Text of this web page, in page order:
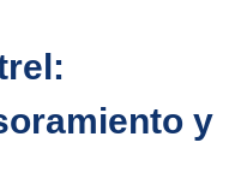
y